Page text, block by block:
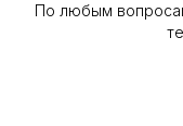
По любым